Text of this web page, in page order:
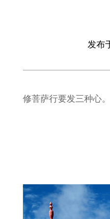
发布
修菩萨行要发三种心。